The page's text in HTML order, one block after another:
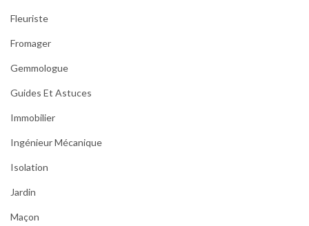
Fleuriste
Fromager
Gemmologue
Guides Et Astuces
Immobilier
Ingénieur Mécanique
Isolation
Jardin
Maçon